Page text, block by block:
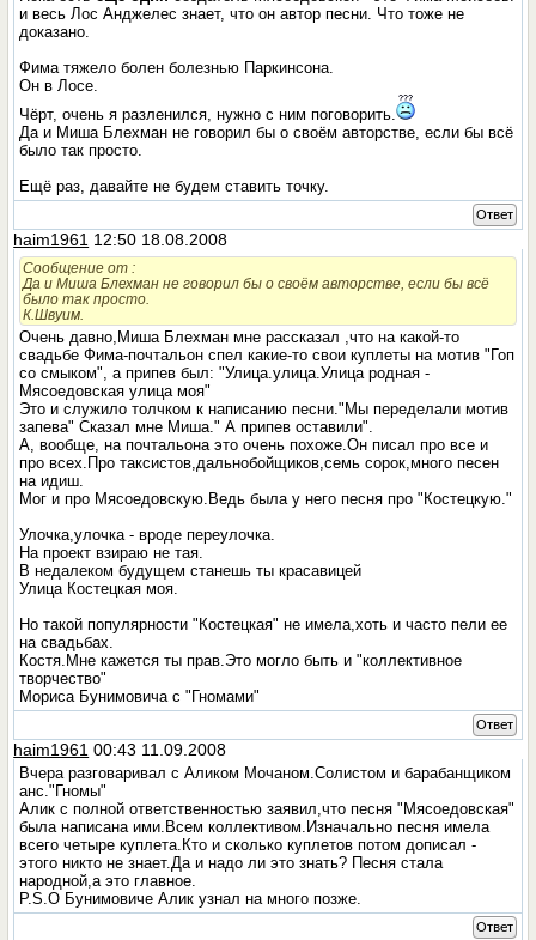
и весь Лос Анджелес знает, что он автор песни. Что тоже не
доказано.
Фима тяжело болен болезнью Паркинсона.
Он в Лосе.
Чёрт, очень я разленился, нужно с ним поговорить.
Да и Миша Блехман не говорил бы о своём авторстве, если бы всё
было так просто.
Ещё раз, давайте не будем ставить точку.
Ответ
haim1961 12:50 18.08.2008
Сообщение от :
Да и Миша Блехман не говорил бы о своём авторстве, если бы всё
было так просто.
К.Швуим.
Очень давно,Миша Блехман мне рассказал ,что на какой-то
свадьбе Фима-почтальон спел какие-то свои куплеты на мотив "Гоп
со смыком", а припев был: "Улица.улица.Улица родная -
Мясоедовская улица моя"
Это и служило толчком к написанию песни."Мы переделали мотив
запева" Сказал мне Миша." А припев оставили".
А, вообще, на почтальона это очень похоже.Он писал про все и
про всех.Про таксистов,дальнобойщиков,семь сорок,много песен
на идиш.
Мог и про Мясоедовскую.Ведь была у него песня про "Костецкую."
Улочка,улочка - вроде переулочка.
На проект взираю не тая.
В недалеком будущем станешь ты красавицей
Улица Костецкая моя.
Но такой популярности "Костецкая" не имела,хоть и часто пели ее
на свадьбах.
Костя.Мне кажется ты прав.Это могло быть и "коллективное
творчество"
Мориса Бунимовича с "Гномами"
Ответ
haim1961 00:43 11.09.2008
Вчера разговаривал с Аликом Мочаном.Солистом и барабанщиком
анс."Гномы"
Алик с полной ответственностью заявил,что песня "Мясоедовская"
была написана ими.Всем коллективом.Изначально песня имела
всего четыре куплета.Кто и сколько куплетов потом дописал -
этого никто не знает.Да и надо ли это знать? Песня стала
народной,а это главное.
P.S.О Бунимовиче Алик узнал на много позже.
Ответ